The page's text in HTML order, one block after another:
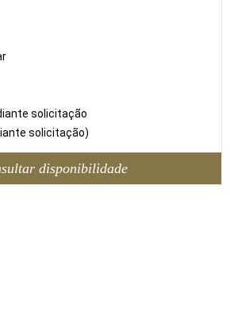
solicitação
solicitação)
disponibilidade